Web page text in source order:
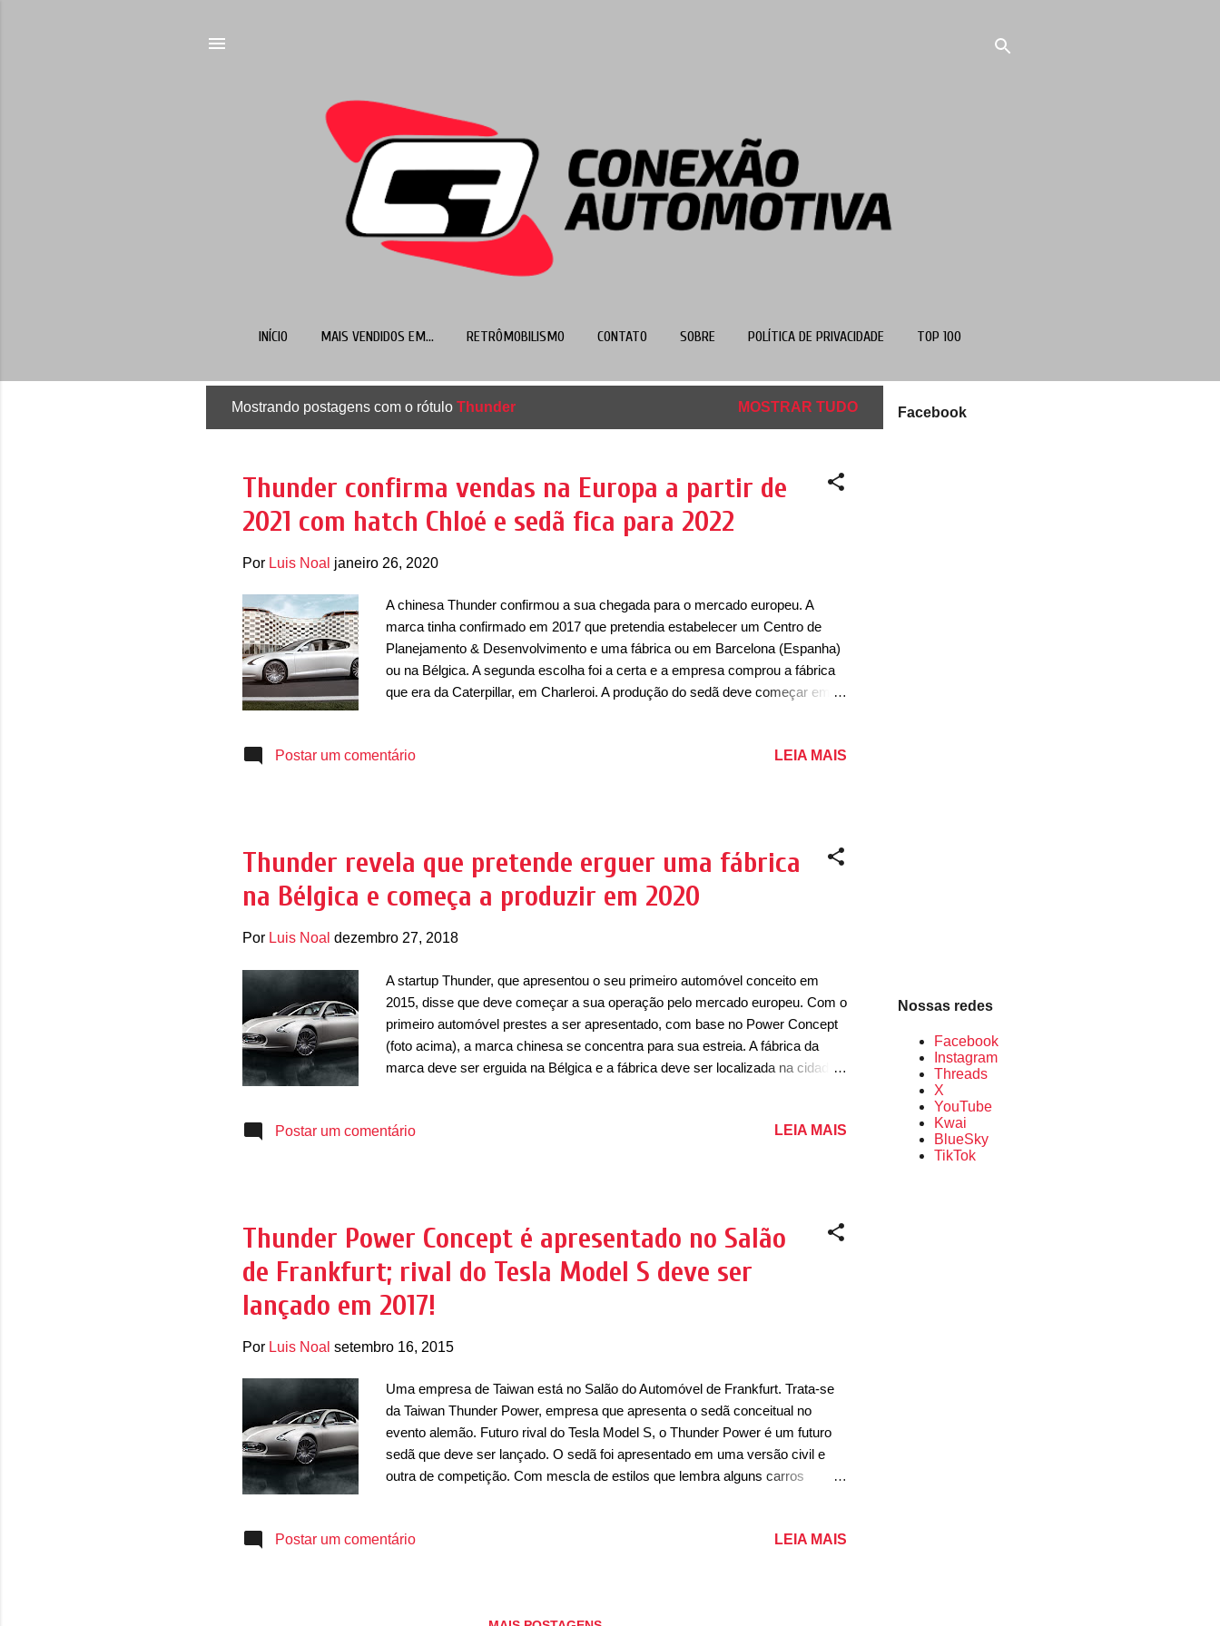
INÍCIO MAIS VENDIDOS EM... RETRÔMOBILISMO CONTATO SOBRE POLÍTICA DE PRIVACIDADE TOP 100
Facebook
Nossas redes
Facebook
Instagram
Threads
X
YouTube
Kwai
BlueSky
TikTok
Mostrando postagens com o rótulo Thunder MOSTRAR TUDO
Thunder confirma vendas na Europa a partir de
2021 com hatch Chloé e sedã fica para 2022
Por Luis Noal janeiro 26, 2020
A chinesa Thunder confirmou a sua chegada para o mercado europeu. A
marca tinha confirmado em 2017 que pretendia estabelecer um Centro de
Planejamento & Desenvolvimento e uma fábrica ou em Barcelona (Espanha)
ou na Bélgica. A segunda escolha foi a certa e a empresa comprou a fábrica
que era da Caterpillar, em Charleroi. A produção do sedã deve começar em
de 50kWh, capaz de oferecer uma autonomia de 300km no ciclo WLTP. De
O Thunder Power EV não é muito atraente por fora, mas seu ambiente interno
é interessante. No painel há um tela TFT, de proporções grandes, com
gráficos em 3D. O acabamento interno é revestido de madeira na...
Postar um comentário LEIA MAIS
Thunder revela que pretende erguer uma fábrica
na Bélgica e começa a produzir em 2020
Por Luis Noal dezembro 27, 2018
A startup Thunder, que apresentou o seu primeiro automóvel conceito em
2015, disse que deve começar a sua operação pelo mercado europeu. Com o
primeiro automóvel prestes a ser apresentado, com base no Power Concept
(foto acima), a marca chinesa se concentra para sua estreia. A fábrica da
marca deve ser erguida na Bélgica e a fábrica deve ser localizada na cidade
automóveis mas também baterias para elétricos. Além da fábrica, a Thunder
ampliada para cerca de 30 mil unidades. Um fundo de investimento
administrado pelo governo da Valônia colocou sobre a...
Postar um comentário LEIA MAIS
Thunder Power Concept é apresentado no Salão
de Frankfurt; rival do Tesla Model S deve ser
lançado em 2017!
Por Luis Noal setembro 16, 2015
Uma empresa de Taiwan está no Salão do Automóvel de Frankfurt. Trata-se
da Taiwan Thunder Power, empresa que apresenta o sedã conceitual no
evento alemão. Futuro rival do Tesla Model S, o Thunder Power é um futuro
sedã que deve ser lançado. O sedã foi apresentado em uma versão civil e
outra de competição. Com mescla de estilos que lembra alguns carros
grandes, com gráficos em 3D. O acabamento interno é revestido de madeira
Postar um comentário LEIA MAIS